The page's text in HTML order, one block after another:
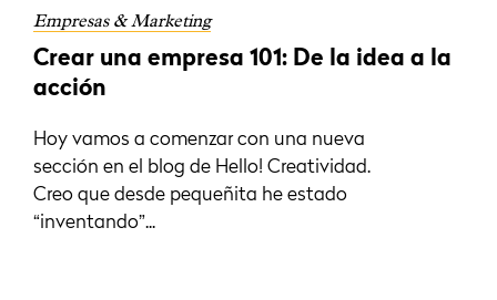
Empresas & Marketing
Crear una empresa 101: De la idea a la
acción
Hoy vamos a comenzar con una nueva
sección en el blog de Hello! Creatividad.
Creo que desde pequeñita he estado
“inventando”...